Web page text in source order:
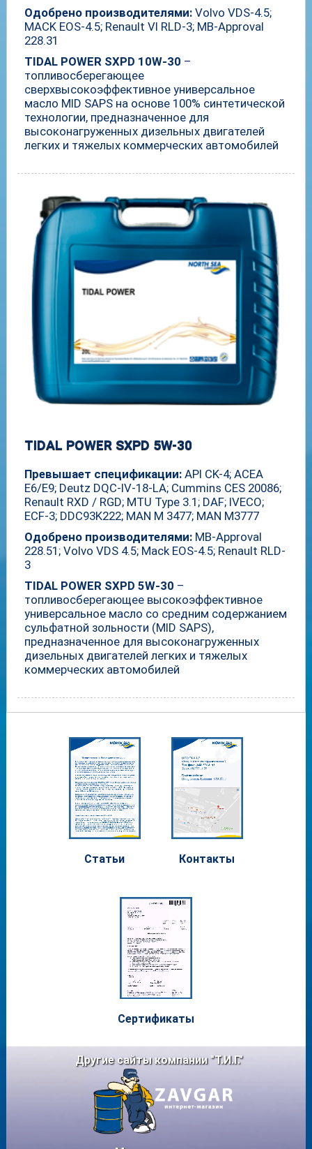
Одобрено производителями:Volvo VDS-4.5;
MACK EOS-4.5; Renault VI RLD-3; MB-Approval
228.31
TIDAL POWER SXPD 10W-30 –
топливосберегающее
сверхвысокоэффективное универсальное
масло MID SAPS на основе 100% синтетической
технологии, предназначенное для
высоконагруженных дизельных двигателей
легких и тяжелых коммерческих автомобилей
TIDAL POWER SXPD 5W-30
Превышает спецификации:API CK-4; ACEA
E6/E9; Deutz DQC-IV-18-LA; Cummins CES 20086;
Renault RXD / RGD; MTU Type 3.1; DAF; IVECO;
ECF-3; DDC93K222; MAN M 3477; MAN M3777
Одобрено производителями:MB-Approval
228.51; Volvo VDS 4.5; Mack EOS-4.5; Renault RLD-
3
TIDAL POWER SXPD 5W-30 –
топливосберегающее высокоэффективное
универсальное масло со средним содержанием
сульфатной зольности (MID SAPS),
предназначенное для высоконагруженных
дизельных двигателей легких и тяжелых
коммерческих автомобилей
Статьи Контакты
Сертификаты
Другие сайты компании "Т.И.Г."